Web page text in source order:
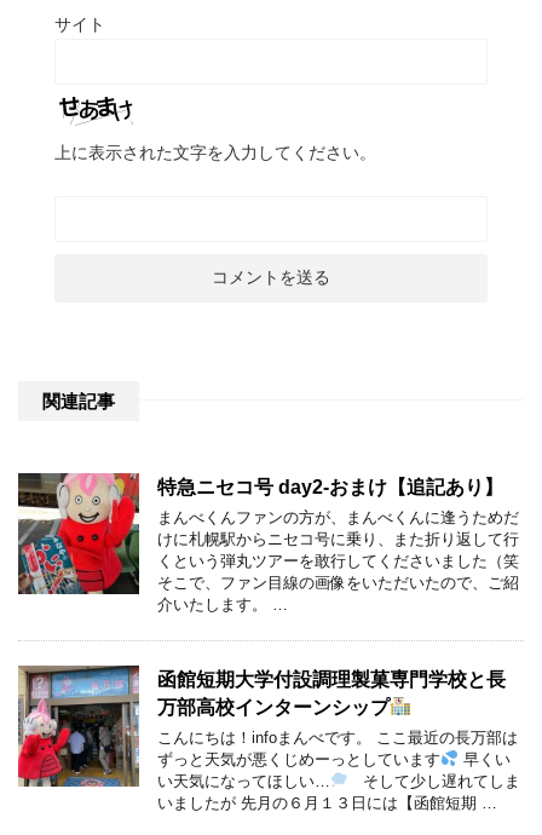
サイト
上に表示された文字を入力してください。
関連記事
特急ニセコ号 day2-おまけ【追記あり】
まんべくんファンの方が、まんべくんに逢うためだ
けに札幌駅からニセコ号に乗り、また折り返して行
くという弾丸ツアーを敢行してくださいました（笑
そこで、ファン目線の画像をいただいたので、ご紹
介いたします。 …
函館短期大学付設調理製菓専門学校と長
万部高校インターンシップ
こんにちは！infoまんべです。 ここ最近の長万部は
ずっと天気が悪くじめーっとしています
早くい
い天気になってほしい…
そして少し遅れてしま
いましたが 先月の６月１３日には【函館短期 …